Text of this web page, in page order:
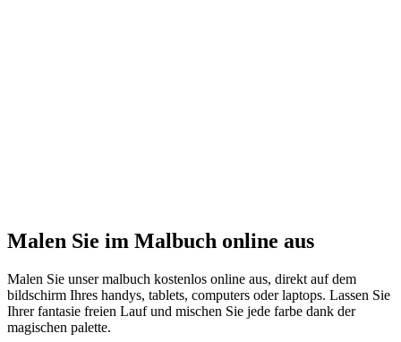
Malen Sie im Malbuch online aus
Malen Sie unser malbuch kostenlos online aus, direkt auf dem
bildschirm Ihres handys, tablets, computers oder laptops. Lassen Sie
Ihrer fantasie freien Lauf und mischen Sie jede farbe dank der
magischen palette.